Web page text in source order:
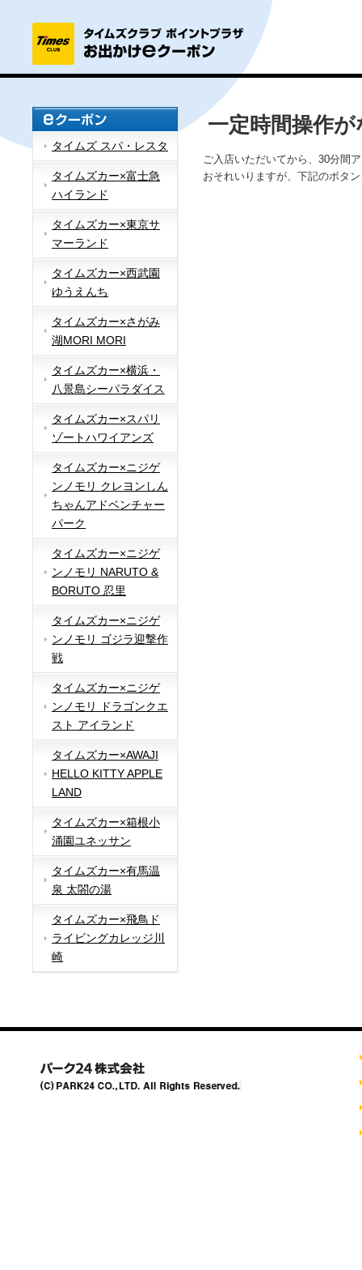
タイムズ スパ・レスタ
タイムズカー×富士急
ハイランド
タイムズカー×東京サ
マーランド
タイムズカー×西武園
ゆうえんち
タイムズカー×さがみ
湖MORI MORI
タイムズカー×横浜・
八景島シーパラダイス
タイムズカー×スパリ
ゾートハワイアンズ
タイムズカー×ニジゲ
ンノモリ クレヨンしん
ちゃんアドベンチャー
パーク
タイムズカー×ニジゲ
ンノモリ NARUTO &
BORUTO 忍里
タイムズカー×ニジゲ
ンノモリ ゴジラ迎撃作
戦
タイムズカー×ニジゲ
ンノモリ ドラゴンクエ
スト アイランド
タイムズカー×AWAJI
HELLO KITTY APPLE
LAND
タイムズカー×箱根小
涌園ユネッサン
タイムズカー×有馬温
泉 太閤の湯
タイムズカー×飛鳥ド
ライビングカレッジ川
崎
一定時間操作
ご入店いただいてから、30分間
おそれいりますが、下記のボタ